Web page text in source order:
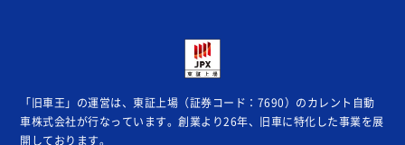
「旧車王」の運営は、東証上場（証券コード：7690）のカレント自動
車株式会社が行なっています。創業より26年、旧車に特化した事業を展
開しております。